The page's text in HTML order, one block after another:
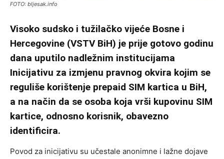
FOTO: bljesak.info
Visoko sudsko i tužilačko vijeće Bosne i
Hercegovine (VSTV BiH) je prije gotovo godinu
dana uputilo nadležnim institucijama
Inicijativu za izmjenu pravnog okvira kojim se
reguliše korištenje prepaid SIM kartica u BiH,
a na način da se osoba koja vrši kupovinu SIM
kartice, odnosno korisnik, obavezno
identificira.
Povod za inicijativu su učestale anonimne i lažne dojave